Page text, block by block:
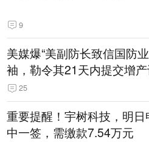
9
美媒爆“美副防长致信国防
袖，勒令其21天内提交增产
五角大楼回应
25
重要提醒！宇树科技，明日
中一签，需缴款7.54万元